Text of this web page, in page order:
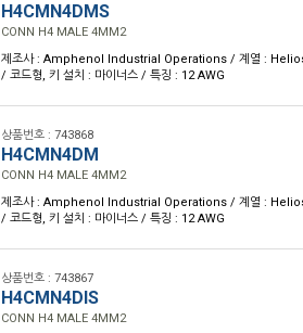
H4CMN4DMS
CONN H4 MALE 4MM2
제조사 : Amphenol Industrial Operations / 계열 :
/ 코드형, 키 설치 : 마이너스 / 특징 : 12 AWG
상품번호 : 743868
H4CMN4DM
CONN H4 MALE 4MM2
제조사 : Amphenol Industrial Operations / 계열 :
/ 코드형, 키 설치 : 마이너스 / 특징 : 12 AWG
상품번호 : 743867
H4CMN4DIS
CONN H4 MALE 4MM2